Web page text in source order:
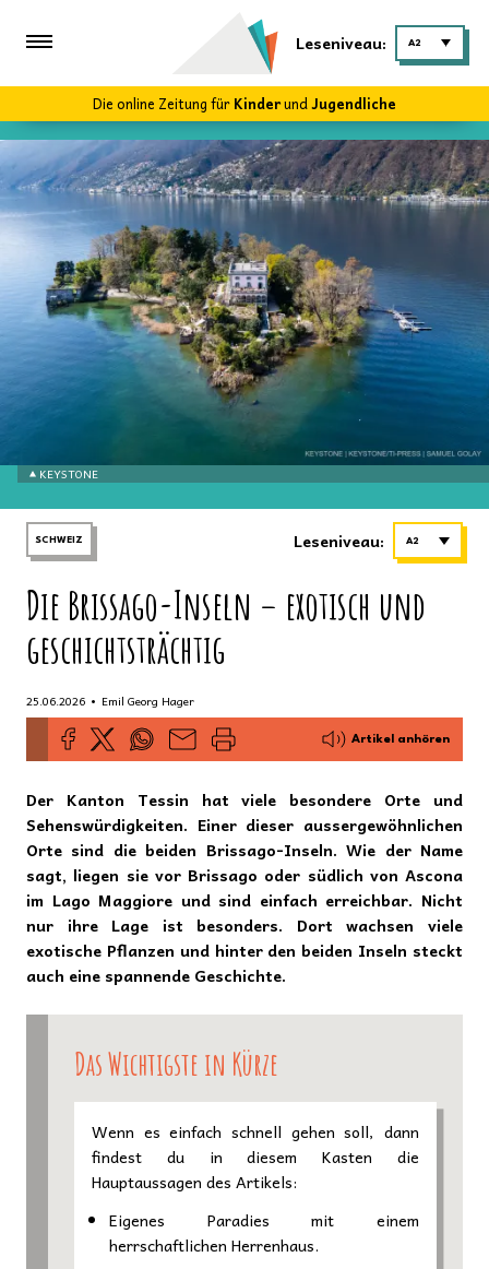
Leseniveau: A2
Die online Zeitung fürKinderundJugendliche
KEYSTONE
SCHWEIZ Leseniveau: A2
Die Brissago-Inseln – exotisch und
geschichtsträchtig
25.06.2026 • Emil Georg Hager
Artikel anhören
Der Kanton Tessin hat viele besondere Orte und
Sehenswürdigkeiten. Einer dieser aussergewöhnlichen
Orte sind die beiden Brissago-Inseln. Wie der Name
sagt, liegen sie vor Brissago oder südlich von Ascona
im Lago Maggiore und sind einfach erreichbar. Nicht
nur ihre Lage ist besonders. Dort wachsen viele
exotische Pflanzen und hinter den beiden Inseln steckt
auch eine spannende Geschichte.
Das Wichtigste in Kürze
Wenn es einfach schnell gehen soll, dann
findest du in diesem Kasten die
Hauptaussagen des Artikels:
Eigenes Paradies mit einem
herrschaftlichen Herrenhaus.